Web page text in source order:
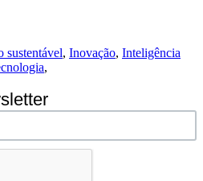
sustentável, Inovação, Inteligência
,